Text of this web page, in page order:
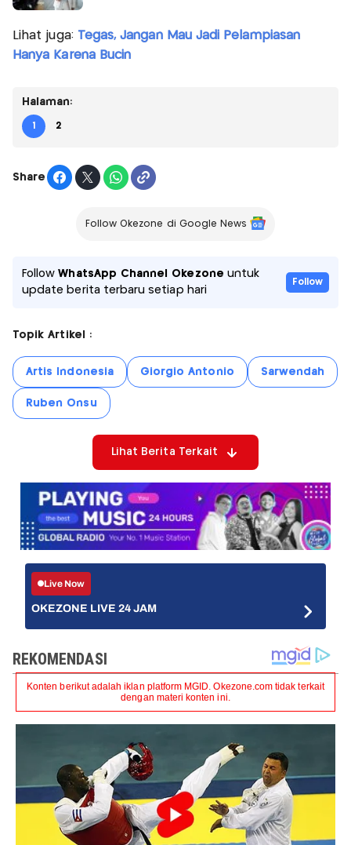
Lihat juga: Tegas, Jangan Mau Jadi Pelampiasan
Hanya Karena Bucin
Halaman:
1 2
Share
Follow Okezone di Google News
FollowWhatsApp Channel Okezone untuk
update berita terbaru setiap hari
Follow
Topik Artikel :
Artis Indonesia Giorgio Antonio Sarwendah
Ruben Onsu
Lihat Berita Terkait
Live Now
OKEZONE LIVE 24 JAM